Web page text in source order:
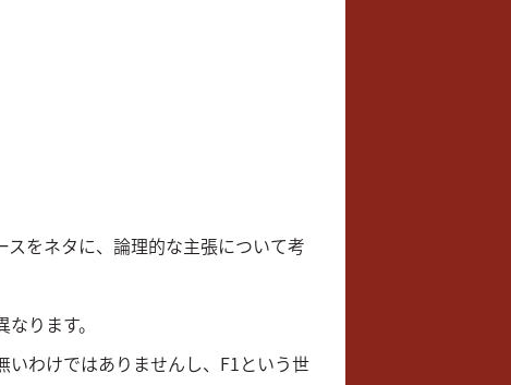
をネタに、論理的な主張について考
ります。
わけではありませんし、F1という世